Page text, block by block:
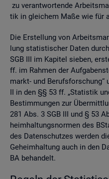
zu ver­ant­wor­ten­de
tik in glei­chem Maße wie für
Die Er­stel­lung von
lung sta­tis­ti­scher Daten
SGB III im Ka­pi­tel sie­ben,
ff. im Rah­men der
markt- und Be­rufs­for­schung“
II in den §§ 53 ff. „Sta­tis­tik
Be­stim­mun­gen zur
281 Abs. 3 SGB III und § 53
heim­hal­tungs­nor­men des
des Da­ten­schut­zes wer­den
Ge­heim­hal­tung auch in den
BA be­han­delt.